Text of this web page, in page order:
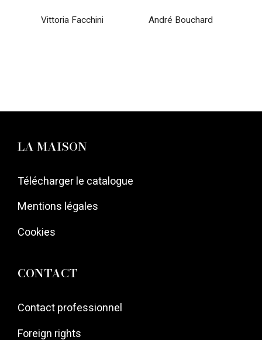
Vittoria Facchini André Bouchard
LA MAISON
Télécharger le catalogue
Mentions légales
Cookies
CONTACT
Contact professionnel
Foreign rights